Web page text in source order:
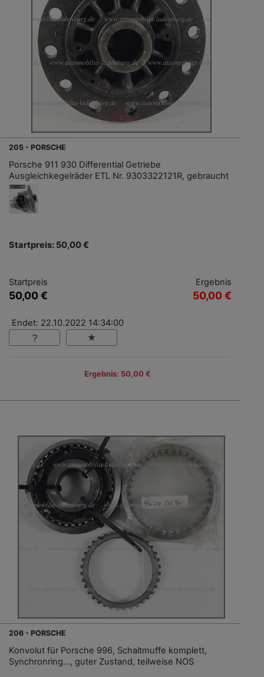
205 - PORSCHE
Porsche 911 930 Differential Getriebe
Ausgleichkegelräder ETL Nr. 9303322121R, gebraucht
Startpreis: 50,00 €
Startpreis
50,00 €
Ergebnis
50,00 €
Endet: 22.10.2022 14:34:00
Ergebnis: 50,00 €
206 - PORSCHE
Konvolut für Porsche 996, Schaltmuffe komplett,
Synchronring…, guter Zustand, teilweise NOS